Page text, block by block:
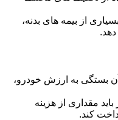
از بیمه های بدنه،
بستگی به ارزش خودرو،
مقداری از هزینه
کند.